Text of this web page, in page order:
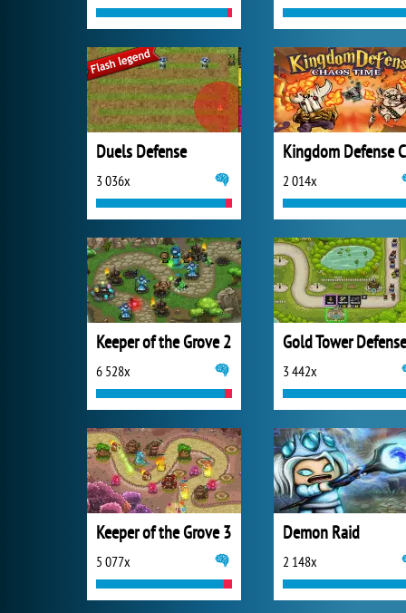
Duels Defense
3 036x 2 014x
Keeper of the Grove 2
6 528x
Gold Tower Defense
3 442x
Keeper of the Grove 3
5 077x
Demon Raid
2 148x